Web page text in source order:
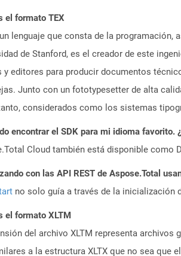
el formato TEX
lenguaje que consta de la
de Stanford, es el creador de este
y editores para producir documentos
Junto con un fototypesetter de alta
considerados como los sistemas
encontrar el SDK para mi idioma favorito.
Cloud también está disponible como
con las API REST de Aspose.Total
no solo guía a través de la inicialización
el formato XLTM
del archivo XLTM representa
a la estructura XLTX que no sea que